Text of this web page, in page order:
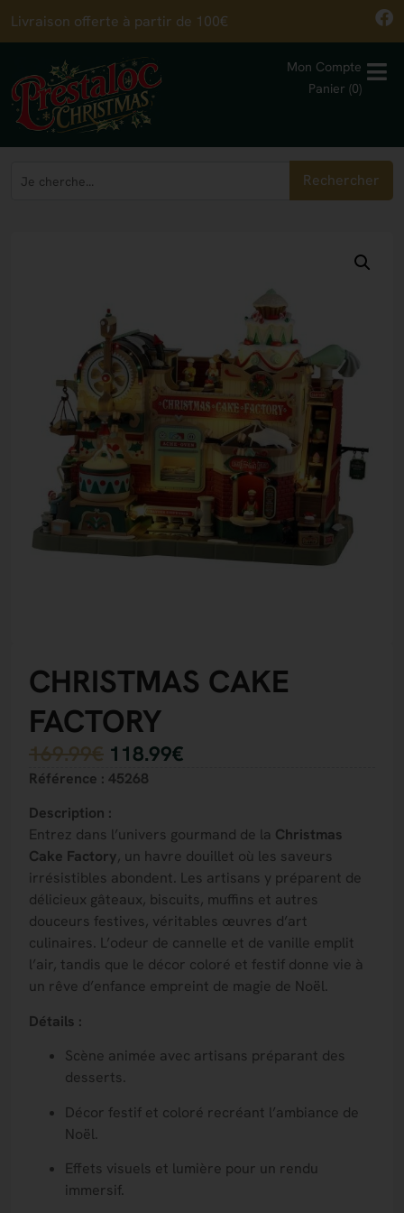
Livraison offerte à partir de 100€
Mon Compte
Panier (0)
Rechercher
CHRISTMAS CAKE
FACTORY
169.99€ 118.99€
Référence : 45268
Description :
Entrez dans l’univers gourmand de la Christmas
Cake Factory, un havre douillet où les saveurs
irrésistibles abondent. Les artisans y préparent de
délicieux gâteaux, biscuits, muffins et autres
douceurs festives, véritables œuvres d’art
culinaires. L’odeur de cannelle et de vanille emplit
l’air, tandis que le décor coloré et festif donne vie à
un rêve d’enfance empreint de magie de Noël.
Détails :
Scène animée avec artisans préparant des
desserts.
Décor festif et coloré recréant l’ambiance de
Noël.
Effets visuels et lumière pour un rendu
immersif.